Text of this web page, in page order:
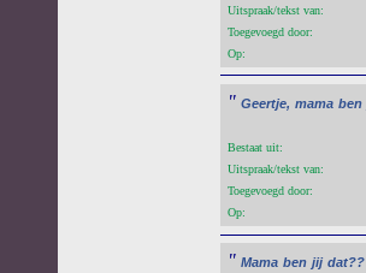
Uitspraak/tekst van:
Toegevoegd door:
Op:
" Geertje, mama ben
Bestaat uit:
Uitspraak/tekst van:
Toegevoegd door:
Op:
" Mama ben jij dat??